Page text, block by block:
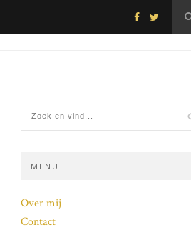
MENU
Over mij
Contact